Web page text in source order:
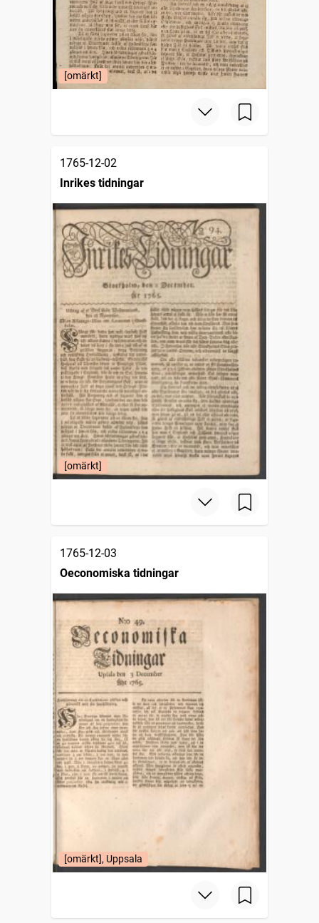
[omärkt]
1765-12-02
Inrikes tidningar
[omärkt]
1765-12-03
Oeconomiska tidningar
[omärkt], Uppsala